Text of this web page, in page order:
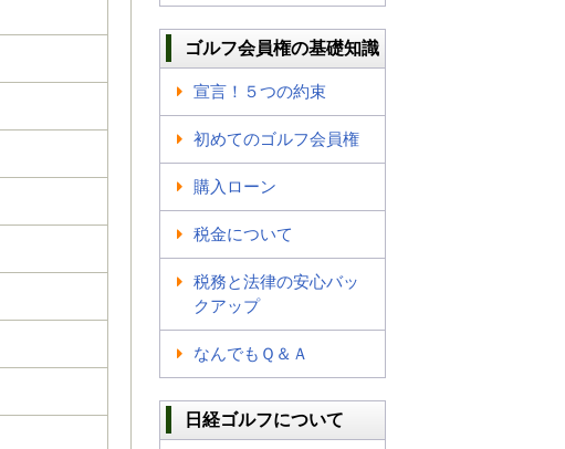
ゴルフ会員権の基礎知識
宣言！５つの約束
初めてのゴルフ会員権
購入ローン
税金について
税務と法律の安心バッ
クアップ
なんでもＱ＆Ａ
日経ゴルフについて